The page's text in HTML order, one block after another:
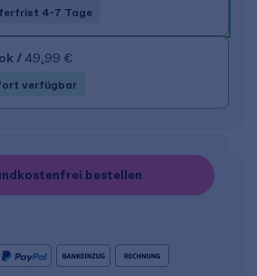
4-7 Tage
/ 49,99 €
verfügbar
bestellen